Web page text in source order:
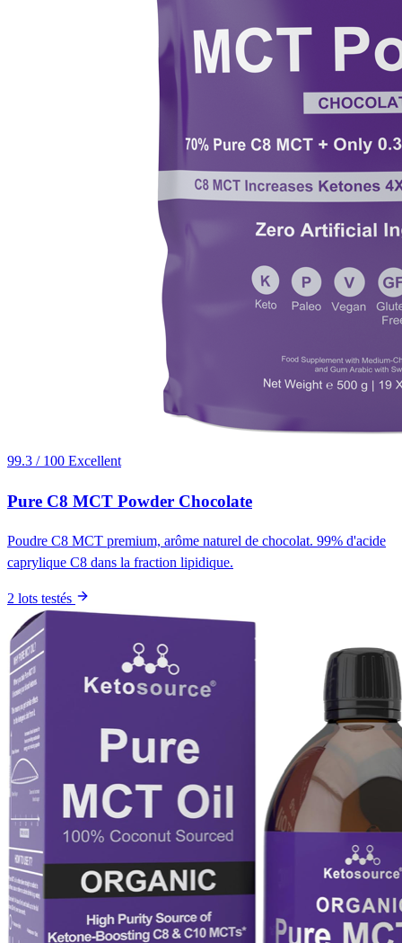
99.3 / 100 Excellent
Pure C8 MCT Powder Chocolate
Poudre C8 MCT premium, arôme naturel de chocolat. 99% d'acide
caprylique C8 dans la fraction lipidique.
2 lots testés